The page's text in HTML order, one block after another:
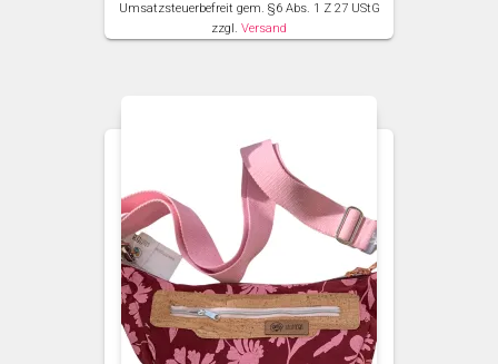
Umsatzsteuerbefreit gem. §6 Abs. 1 Z 27 UStG
zzgl. Versand